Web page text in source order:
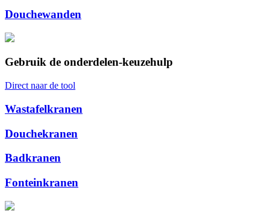
Douchewanden
Gebruik de onderdelen-keuzehulp
Direct naar de tool
Wastafelkranen
Douchekranen
Badkranen
Fonteinkranen